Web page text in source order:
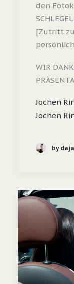
den
[Zutritt
WIR
Jochen
Jochen
by